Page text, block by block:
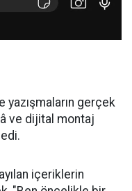
gerçek
ve dijital montaj
içeriklerin